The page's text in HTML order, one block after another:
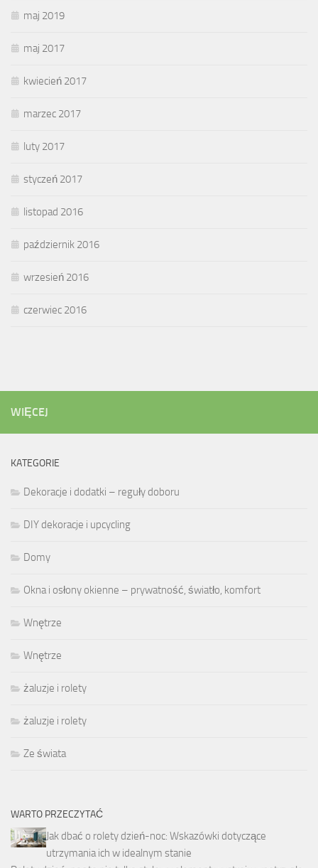
maj 2019
maj 2017
kwiecień 2017
marzec 2017
luty 2017
styczeń 2017
listopad 2016
październik 2016
wrzesień 2016
czerwiec 2016
WIĘCEJ
KATEGORIE
Dekoracje i dodatki – reguły doboru
DIY dekoracje i upcycling
Domy
Okna i osłony okienne – prywatność, światło, komfort
Wnętrze
Wnętrze
żaluzje i rolety
żaluzje i rolety
Ze świata
WARTO PRZECZYTAĆ
Jak dbać o rolety dzień-noc: Wskazówki dotyczące
utrzymania ich w idealnym stanie